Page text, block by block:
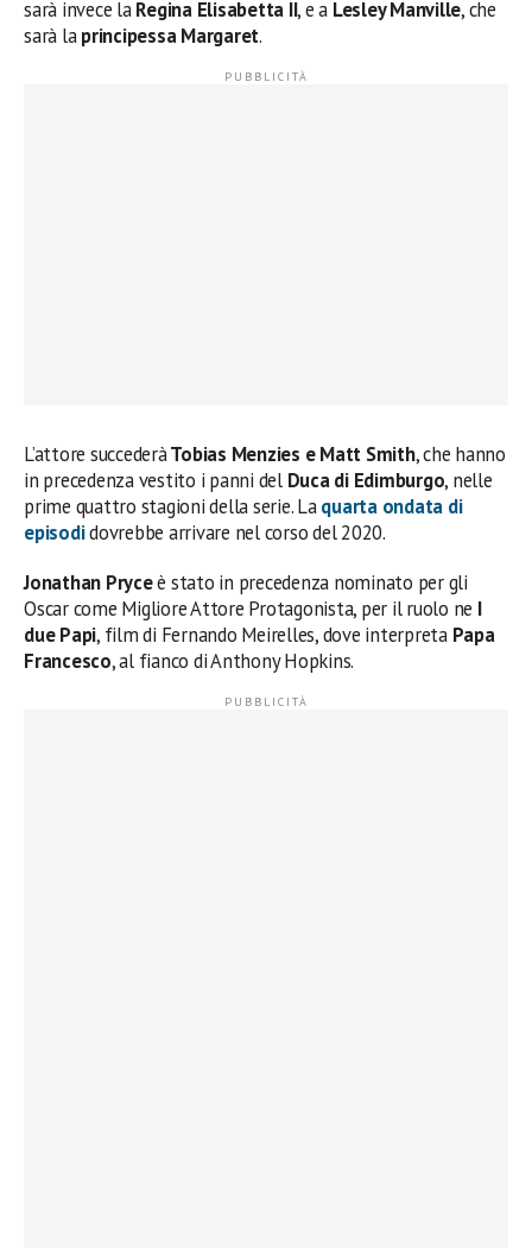
sarà invece laRegina Elisabetta II, e a Lesley Manville, che
sarà laprincipessa Margaret.
L’attore succederàTobias Menzies e Matt Smith, che hanno
in precedenza vestito i panni delDuca di Edimburgo, nelle
prime quattro stagioni della serie. Laquarta ondata di
episodidovrebbe arrivare nel corso del 2020.
Jonathan Pryceè stato in precedenza nominato per gli
Oscar come Migliore Attore Protagonista, per il ruolo ne I
due Papi, film di Fernando Meirelles, dove interpretaPapa
Francesco, al fianco di Anthony Hopkins.